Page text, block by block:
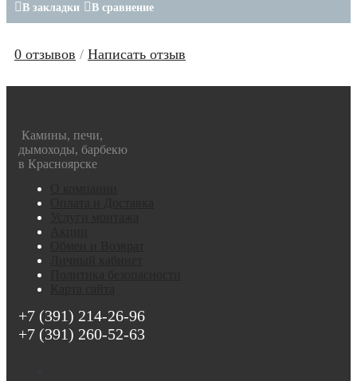
В закладки В сравнение
0 отзывов / Написать отзыв
Камины, печи,
дымоходы, барбекю
в Красноярске
+7 (391) 214-26-96
+7 (391) 260-52-63